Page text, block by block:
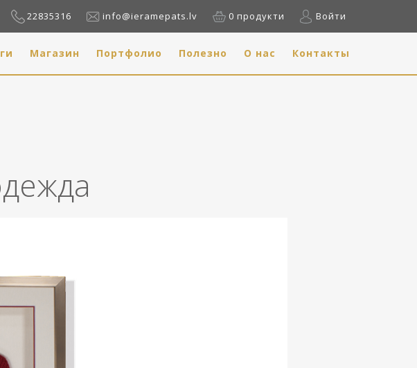
22835316 info@ieramepats.lv 0 продукти Войти
Магазин Портфолио Полезно О нас Контакты